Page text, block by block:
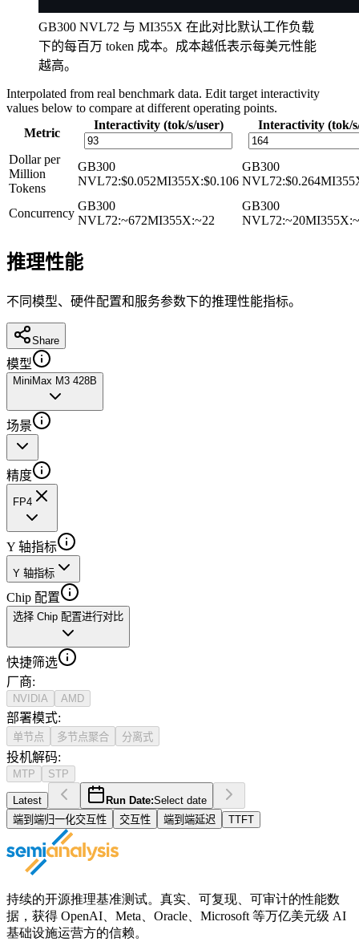
GB300 NVL72 与 MI355X 在此对比默认工作负载
下的每百万 token 成本。成本越低表示每美元性能
越高。
Interpolated from real benchmark data. Edit target interactivity
values below to compare at different operating points.
Metric
Interactivity (tok/s/user) Interactivity (tok/
Dollar per
Million
Tokens
GB300
NVL72:$0.052MI355X:$0.106
GB300
NVL72:$0.264
Concurrency
GB300
NVL72:~672MI355X:~22
GB300
NVL72:~20MI355X:
推理性能
不同模型、硬件配置和服务参数下的推理性能指标。
Share
模型
MiniMax M3 428B
场景
精度
FP4
Y 轴指标
Y 轴指标
Chip 配置
选择 Chip 配置进行对比
快捷筛选
厂商:
NVIDIA AMD
部署模式:
单节点 多节点聚合 分离式
投机解码:
MTP STP
Latest Run Date:Select date
端到端归一化交互性
交互性 端到端延迟 TTFT
持续的开源推理基准测试。真实、可复现、可审计的性能数
据，获得 OpenAI、Meta、Oracle、Microsoft 等万亿美元级 AI
基础设施运营方的信赖。